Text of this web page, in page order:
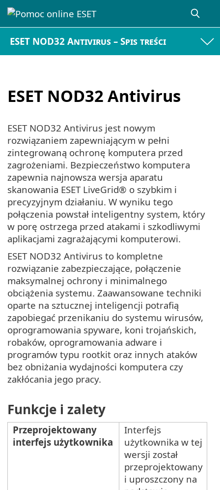
ESET NOD32 Antivirus – Spis treści
ESET NOD32 Antivirus
ESET NOD32 Antivirus jest nowym
rozwiązaniem zapewniającym w pełni
zintegrowaną ochronę komputera przed
zagrożeniami. Bezpieczeństwo komputera
zapewnia najnowsza wersja aparatu
skanowania ESET LiveGrid® o szybkim i
precyzyjnym działaniu. W wyniku tego
połączenia powstał inteligentny system, który
w porę ostrzega przed atakami i szkodliwymi
aplikacjami zagrażającymi komputerowi.
ESET NOD32 Antivirus to kompletne
rozwiązanie zabezpieczające, połączenie
maksymalnej ochrony i minimalnego
obciążenia systemu. Zaawansowane techniki
oparte na sztucznej inteligencji potrafią
zapobiegać przenikaniu do systemu wirusów,
oprogramowania spyware, koni trojańskich,
robaków, oprogramowania adware i
programów typu rootkit oraz innych ataków
bez obniżania wydajności komputera czy
zakłócania jego pracy.
Funkcje i zalety
Przeprojektowany
interfejs użytkownika
Interfejs
użytkownika w tej
wersji został
przeprojektowany
i uproszczony na